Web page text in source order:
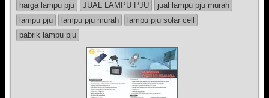
harga lampu pju JUAL LAMPU PJU
jual lampu pju murah
lampu pju
lampu pju murah
lampu pju solar cell
pabrik lampu pju